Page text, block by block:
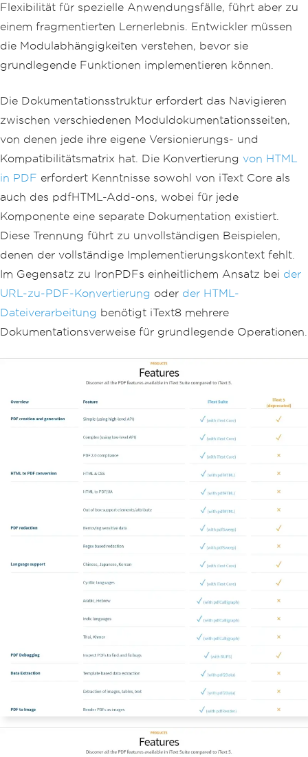
r encoding
_renderer .
Render
HtmlAsPdf( html );
// Apply compression for s
maller file size
}
catch
(Exception ex)
// Log error details for d
ebugging
neration failed: {ex.Message}" );
throw;
}
}
Flexibilität für spezielle Anwendungsfälle, führt aber zu
einem fragmentierten Lernerlebnis. Entwickler müssen
die Modulabhängigkeiten verstehen, bevor sie
grundlegende Funktionen implementieren können.
Die Dokumentationsstruktur erfordert das Navigieren
zwischen verschiedenen Moduldokumentationsseiten,
von denen jede ihre eigene Versionierungs- und
Kompatibilitätsmatrix hat. Die Konvertierung von HTML
in PDF erfordert Kenntnisse sowohl von iText Core als
auch des pdfHTML-Add-ons, wobei für jede
Komponente eine separate Dokumentation existiert.
Diese Trennung führt zu unvollständigen Beispielen,
denen der vollständige Implementierungskontext fehlt.
Im Gegensatz zu IronPDFs einheitlichem Ansatz bei der
URL-zu-PDF-Konvertierung oder der HTML-
Dateiverarbeitung benötigt iText8 mehrere
Dokumentationsverweise für grundlegende Operationen.